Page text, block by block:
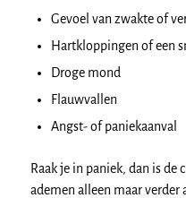
Gevoel van zwakte of
Hartkloppingen of een
Droge mond
Flauwvallen
Angst- of paniekaanval
Raak je in paniek, dan is de
ademen alleen maar verder